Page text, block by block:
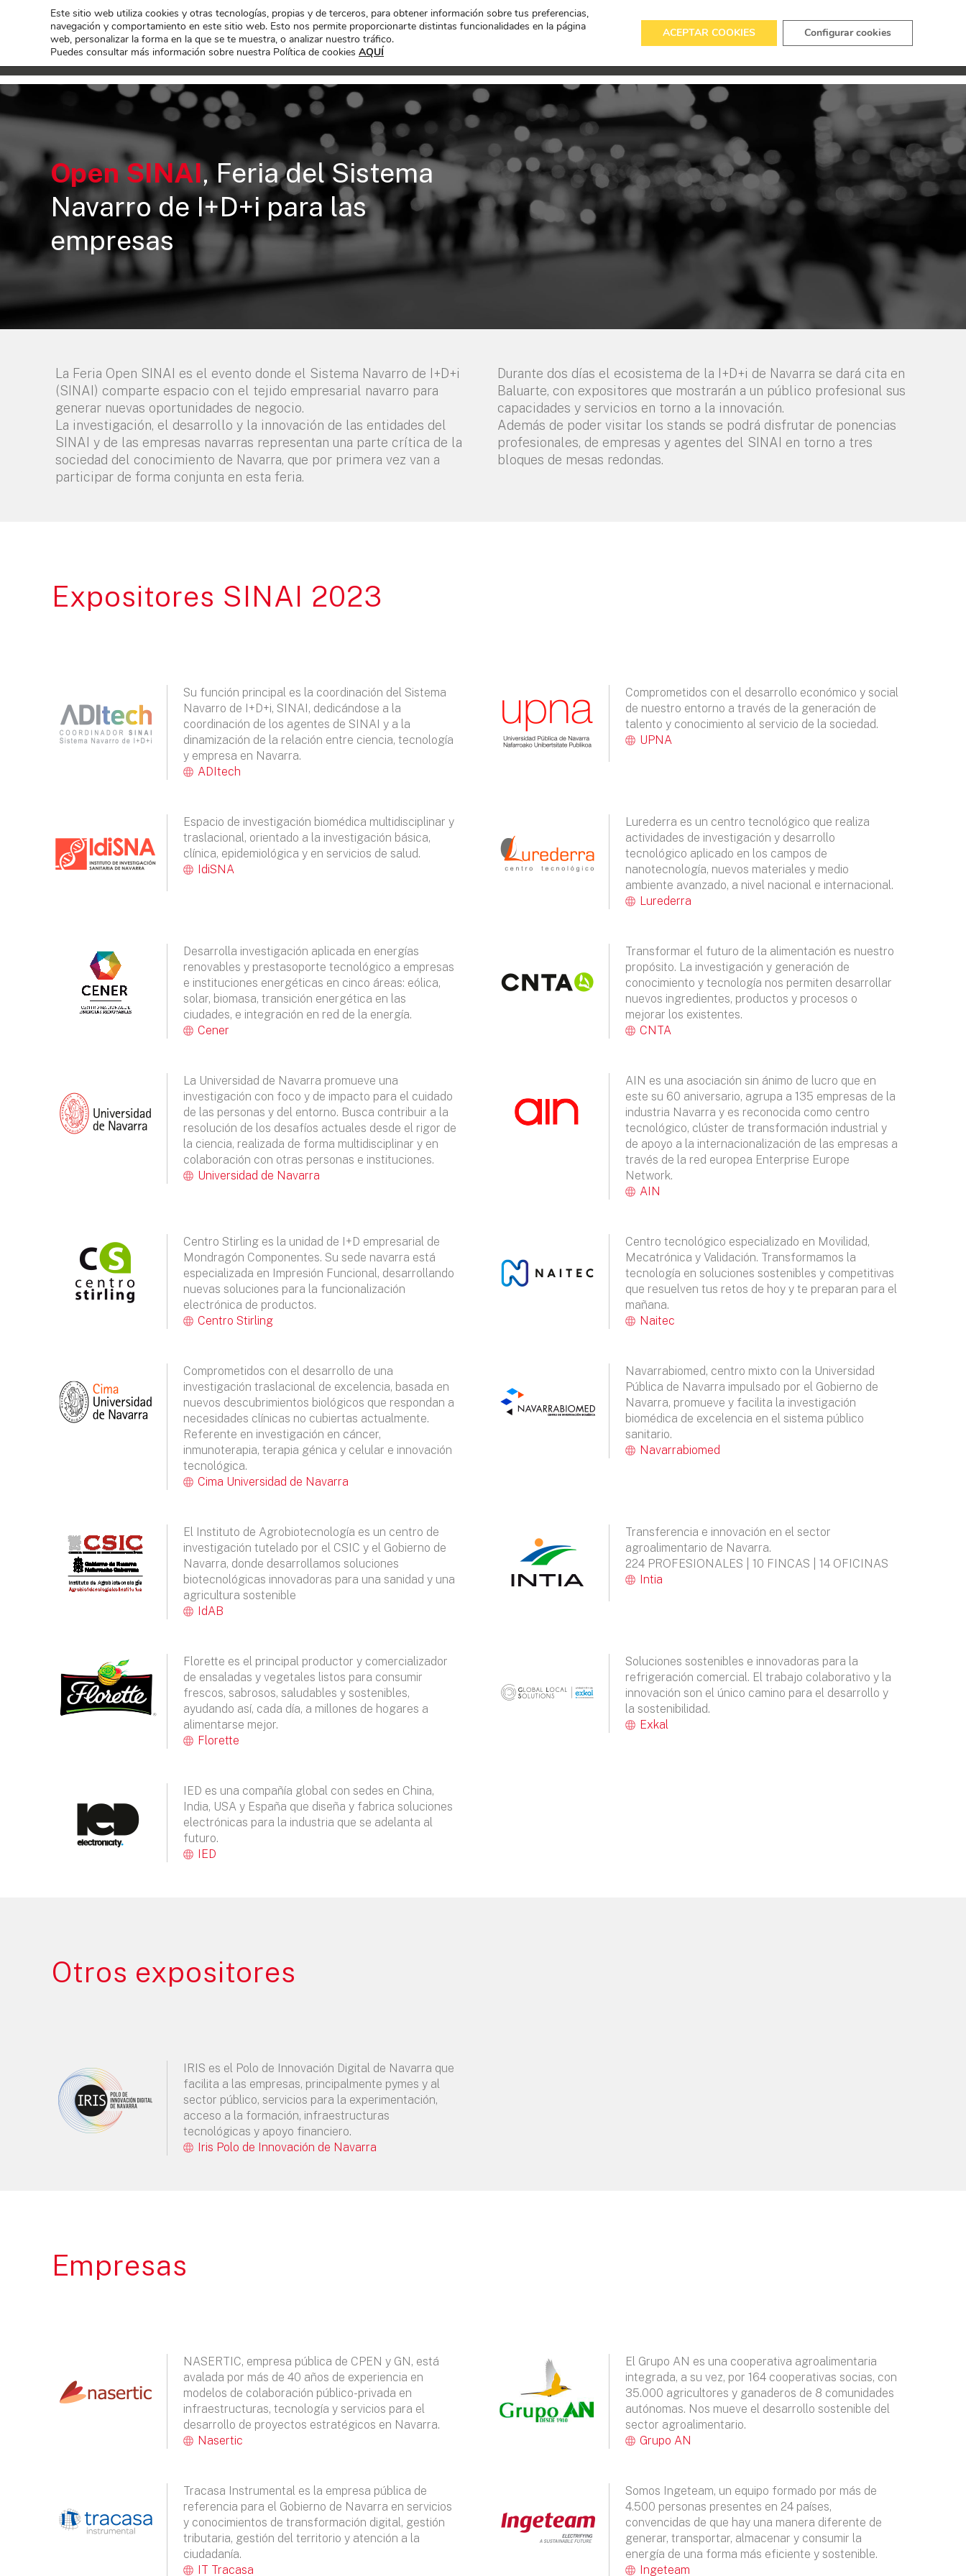
Open SINAI, Feria del Sistema
Navarro de I+D+i para las
empresas
La Feria Open SINAI es el evento donde el Sistema Navarro de I+D+i
(SINAI) comparte espacio con el tejido empresarial navarro para
generar nuevas oportunidades de negocio.
La investigación, el desarrollo y la innovación de las entidades del
SINAI y de las empresas navarras representan una parte crítica de la
sociedad del conocimiento de Navarra, que por primera vez van a
participar de forma conjunta en esta feria.
Durante dos días el ecosistema de la I+D+i de Navarra se dará cita en
Baluarte, con expositores que mostrarán a un público profesional sus
capacidades y servicios en torno a la innovación.
Además de poder visitar los stands se podrá disfrutar de ponencias
profesionales, de empresas y agentes del SINAI en torno a tres
bloques de mesas redondas.
Expositores SINAI 2023
Su función principal es la coordinación del Sistema
Navarro de I+D+i, SINAI, dedicándose a la
coordinación de los agentes de SINAI y a la
dinamización de la relación entre ciencia, tecnología
y empresa en Navarra.
ADItech
Comprometidos con el desarrollo económico y social
de nuestro entorno a través de la generación de
talento y conocimiento al servicio de la sociedad.
UPNA
Espacio de investigación biomédica multidisciplinar y
traslacional, orientado a la investigación básica,
clínica, epidemiológica y en servicios de salud.
IdiSNA
Lurederra es un centro tecnológico que realiza
actividades de investigación y desarrollo
tecnológico aplicado en los campos de
nanotecnología, nuevos materiales y medio
ambiente avanzado, a nivel nacional e internacional.
Lurederra
Desarrolla investigación aplicada en energías
renovables y prestasoporte tecnológico a empresas
e instituciones energéticas en cinco áreas: eólica,
solar, biomasa, transición energética en las
ciudades, e integración en red de la energía.
Cener
Transformar el futuro de la alimentación es nuestro
propósito. La investigación y generación de
conocimiento y tecnología nos permiten desarrollar
nuevos ingredientes, productos y procesos o
mejorar los existentes.
CNTA
La Universidad de Navarra promueve una
investigación con foco y de impacto para el cuidado
de las personas y del entorno. Busca contribuir a la
resolución de los desafíos actuales desde el rigor de
la ciencia, realizada de forma multidisciplinar y en
colaboración con otras personas e instituciones.
Universidad de Navarra
AIN es una asociación sin ánimo de lucro que en
este su 60 aniversario, agrupa a 135 empresas de la
industria Navarra y es reconocida como centro
tecnológico, clúster de transformación industrial y
de apoyo a la internacionalización de las empresas a
través de la red europea Enterprise Europe
Network.
AIN
Centro Stirling es la unidad de I+D empresarial de
Mondragón Componentes. Su sede navarra está
especializada en Impresión Funcional, desarrollando
nuevas soluciones para la funcionalización
electrónica de productos.
Centro Stirling
Centro tecnológico especializado en Movilidad,
Mecatrónica y Validación. Transformamos la
tecnología en soluciones sostenibles y competitivas
que resuelven tus retos de hoy y te preparan para el
mañana.
Naitec
Comprometidos con el desarrollo de una
investigación traslacional de excelencia, basada en
nuevos descubrimientos biológicos que respondan a
necesidades clínicas no cubiertas actualmente.
Referente en investigación en cáncer,
inmunoterapia, terapia génica y celular e innovación
tecnológica.
Cima Universidad de Navarra
Navarrabiomed, centro mixto con la Universidad
Pública de Navarra impulsado por el Gobierno de
Navarra, promueve y facilita la investigación
biomédica de excelencia en el sistema público
sanitario.
Navarrabiomed
El Instituto de Agrobiotecnología es un centro de
investigación tutelado por el CSIC y el Gobierno de
Navarra, donde desarrollamos soluciones
biotecnológicas innovadoras para una sanidad y una
agricultura sostenible
IdAB
Transferencia e innovación en el sector
agroalimentario de Navarra.
224 PROFESIONALES | 10 FINCAS | 14 OFICINAS
Intia
Florette es el principal productor y comercializador
de ensaladas y vegetales listos para consumir
frescos, sabrosos, saludables y sostenibles,
ayudando así, cada día, a millones de hogares a
alimentarse mejor.
Florette
Soluciones sostenibles e innovadoras para la
refrigeración comercial. El trabajo colaborativo y la
innovación son el único camino para el desarrollo y
la sostenibilidad.
Exkal
IED es una compañía global con sedes en China,
India, USA y España que diseña y fabrica soluciones
electrónicas para la industria que se adelanta al
futuro.
IED
Otros expositores
IRIS es el Polo de Innovación Digital de Navarra que
facilita a las empresas, principalmente pymes y al
sector público, servicios para la experimentación,
acceso a la formación, infraestructuras
tecnológicas y apoyo financiero.
Iris Polo de Innovación de Navarra
Empresas
NASERTIC, empresa pública de CPEN y GN, está
avalada por más de 40 años de experiencia en
modelos de colaboración público-privada en
infraestructuras, tecnología y servicios para el
desarrollo de proyectos estratégicos en Navarra.
Nasertic
El Grupo AN es una cooperativa agroalimentaria
integrada, a su vez, por 164 cooperativas socias, con
35.000 agricultores y ganaderos de 8 comunidades
autónomas. Nos mueve el desarrollo sostenible del
sector agroalimentario.
Grupo AN
Tracasa Instrumental es la empresa pública de
referencia para el Gobierno de Navarra en servicios
y conocimientos de transformación digital, gestión
tributaria, gestión del territorio y atención a la
ciudadanía.
IT Tracasa
Somos Ingeteam, un equipo formado por más de
4.500 personas presentes en 24 países,
convencidas de que hay una manera diferente de
generar, transportar, almacenar y consumir la
energía de una forma más eficiente y sostenible.
Ingeteam
Este sitio web utiliza cookies y otras tecnologías, propias y de terceros, para obtener información sobre tus preferencias,
navegación y comportamiento en este sitio web. Esto nos permite proporcionarte distintas funcionalidades en la página
web, personalizar la forma en la que se te muestra, o analizar nuestro tráfico.
Puedes consultar más información sobre nuestra Política de cookies AQUÍ
ACEPTAR COOKIES Configurar cookies